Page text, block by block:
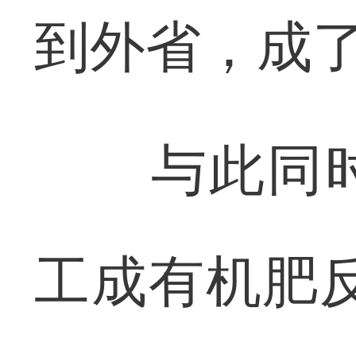
到外省，成
与此同时
工成有机肥